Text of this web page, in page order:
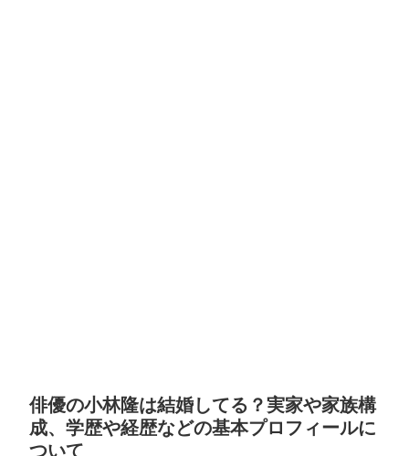
俳優の小林隆は結婚してる？実家や家族構
成、学歴や経歴などの基本プロフィールに
ついて